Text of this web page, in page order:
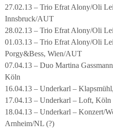
27.02.13 – Trio Efrat Alony/Oli
Innsbruck/AUT
28.02.13 – Trio Efrat Alony/Oli
01.03.13 – Trio Efrat Alony/Oli
Porgy&Bess, Wien/AUT
07.04.13 – Duo Martina
Köln
16.04.13 – Underkarl –
17.04.13 – Underkarl – Loft, Köln
18.04.13 – Underkarl – Konzert/
Arnheim/NL (?)